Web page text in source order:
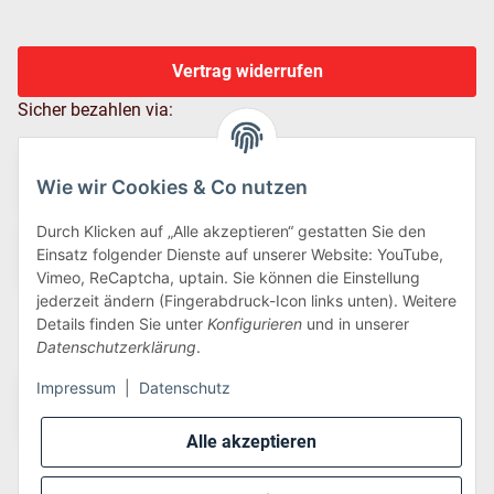
Alle akzeptieren
Wie wir Cookies & Co nutzen
Durch Klicken auf „Alle akzeptieren“ gestatten Sie den
Einsatz folgender Dienste auf unserer Website: YouTube,
Vimeo, ReCaptcha, uptain. Sie können die Einstellung
jederzeit ändern (Fingerabdruck-Icon links unten). Weitere
Details finden Sie unter Konfigurieren und in unserer
Datenschutzerklärung.
Impressum Datenschutz
Vertrag widerrufen
Sicher bezahlen via:
Wir versenden via: